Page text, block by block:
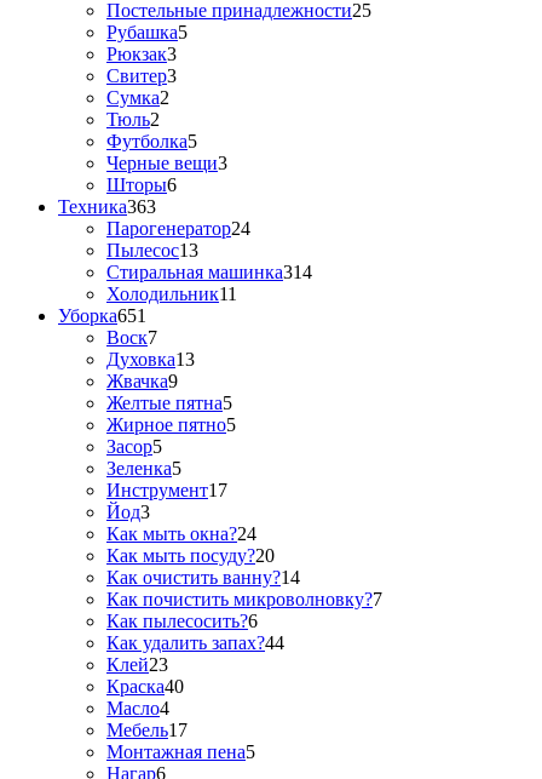
Постельные принадлежности25
Рубашка5
Рюкзак3
Свитер3
Сумка2
Тюль2
Футболка5
Черные вещи3
Шторы6
Техника363
Парогенератор24
Пылесос13
Стиральная машинка314
Холодильник11
Уборка651
Воск7
Духовка13
Жвачка9
Желтые пятна5
Жирное пятно5
Засор5
Зеленка5
Инструмент17
Йод3
Как мыть окна?24
Как мыть посуду?20
Как очистить ванну?14
Как почистить микроволновку?7
Как пылесосить?6
Как удалить запах?44
Клей23
Краска40
Масло4
Мебель17
Монтажная пена5
Нагар6